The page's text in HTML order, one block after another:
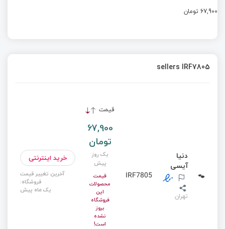
67,900 تومان
sellers IRF7805
قیمت
دنیا
آیسی
تهران
IRF7805
67,900
تومان
یک روز
پیش
قیمت
محصولات
این
فروشگاه
بروز
نشده
است!
خرید اینترنتی
آخرین تغییر قیمت
فروشگاه:
یک ماه پیش